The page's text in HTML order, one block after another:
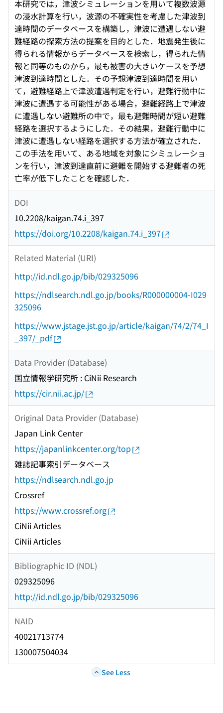
本研究では，津波シミュレーションを用いて複数波源
の浸水計算を行い，波源の不確実性を考慮した津波到
達時間のデータベースを構築し，津波に遭遇しない避
難経路の探索方法の提案を目的とした．地震発生後に
得られる情報からデータベースを検索し，得られた情
報と同等のものから，最も被害の大きいケースを予想
津波到達時間とした．その予想津波到達時間を用い
て，避難経路上で津波遭遇判定を行い，避難行動中に
津波に遭遇する可能性がある場合，避難経路上で津波
に遭遇しない避難所の中で，最も避難時間が短い避難
経路を選択するようにした．その結果，避難行動中に
津波に遭遇しない経路を選択する方法が確立された．
この手法を用いて、ある地域を対象にシミュレーショ
ンを行い，津波到達直前に避難を開始する避難者の死
亡率が低下したことを確認した．
DOI
10.2208/kaigan.74.i_397
https://doi.org/10.2208/kaigan.74.i_397
Related Material (URI)
http://id.ndl.go.jp/bib/029325096
https://ndlsearch.ndl.go.jp/books/R000000004-I029
325096
https://www.jstage.jst.go.jp/article/kaigan/74/2/74_I
_397/_pdf
Data Provider (Database)
国立情報学研究所 : CiNii Research
https://cir.nii.ac.jp/
Original Data Provider (Database)
Japan Link Center
https://japanlinkcenter.org/top
雑誌記事索引データベース
https://ndlsearch.ndl.go.jp
Crossref
https://www.crossref.org
CiNii Articles
CiNii Articles
Bibliographic ID (NDL)
029325096
http://id.ndl.go.jp/bib/029325096
NAID
40021713774
130007504034
See Less